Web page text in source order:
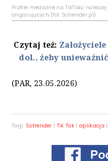
Profile medialne na TikToku
angażujących (fot. Sotrender.pl)
Czytaj też:
dol., żeby
(PAR, 23.05.2026)
Tagi: Sotrender | Tik Tok | aplikacja |